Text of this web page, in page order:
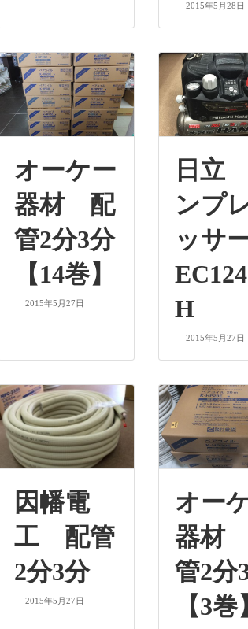
2015年5月28日
オーケー
器材 配
管2分3分
【14巻】
2015年5月27日
日立
ンプ
ッサ
H
2015年5月27日
因幡電
工 配管
2分3分
2015年5月27日
オー
器材
管2分
【3巻】